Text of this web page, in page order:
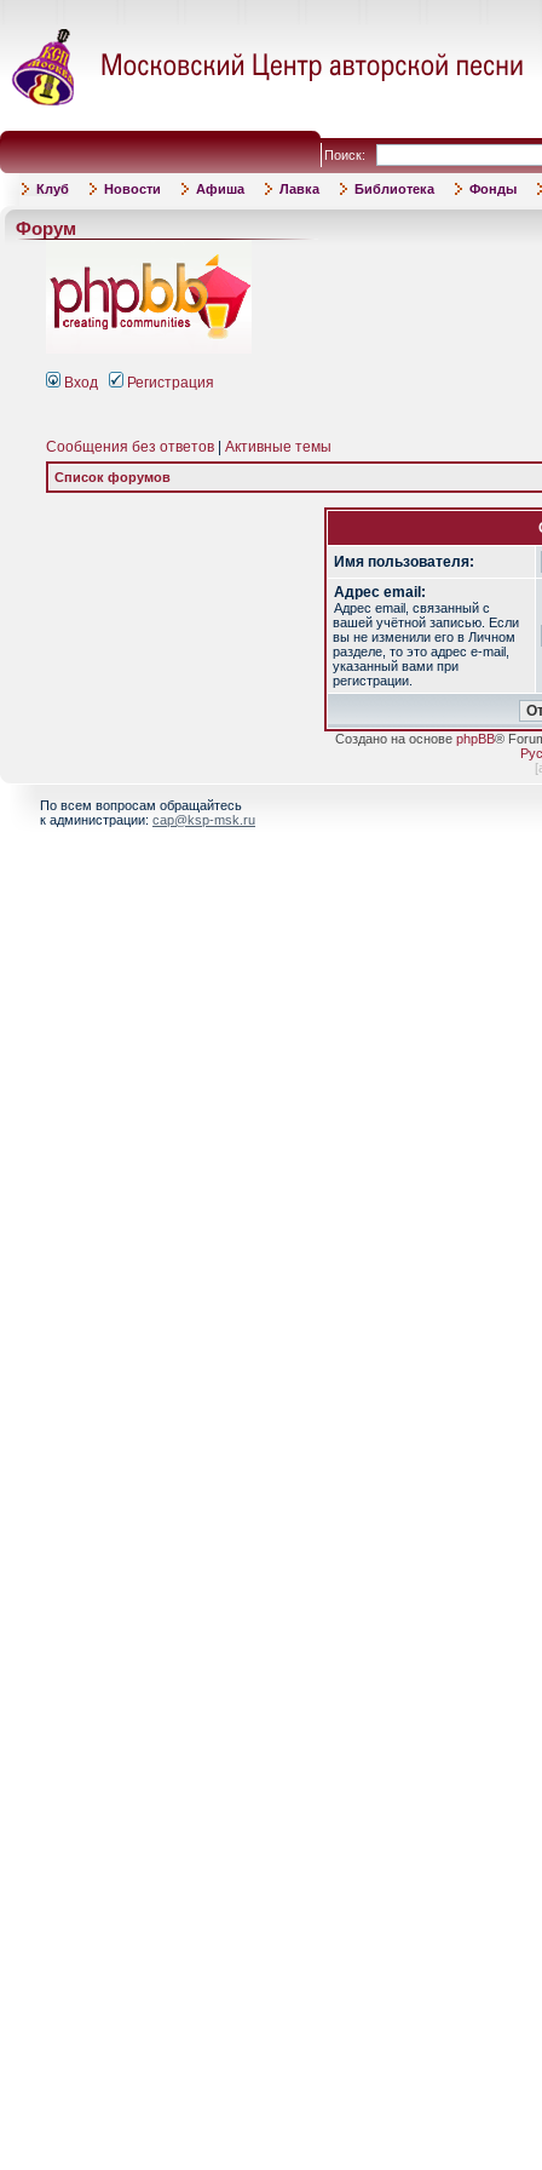
Поиск:
Клуб Новости Афиша Лавка Библиотека Фонды
Форум
Вход Регистрация
Сообщения без ответов Активные темы
Список форумов
Имя пользователя:
Адрес email:
Адрес email, связанный с
вашей учётной записью. Если
вы не изменили его в Личном
разделе, то это адрес e-mail,
указанный вами при
регистрации.
Создано на основе phpBB®
[
По всем вопросам обращайтесь
к администрации: cap@ksp-msk.ru